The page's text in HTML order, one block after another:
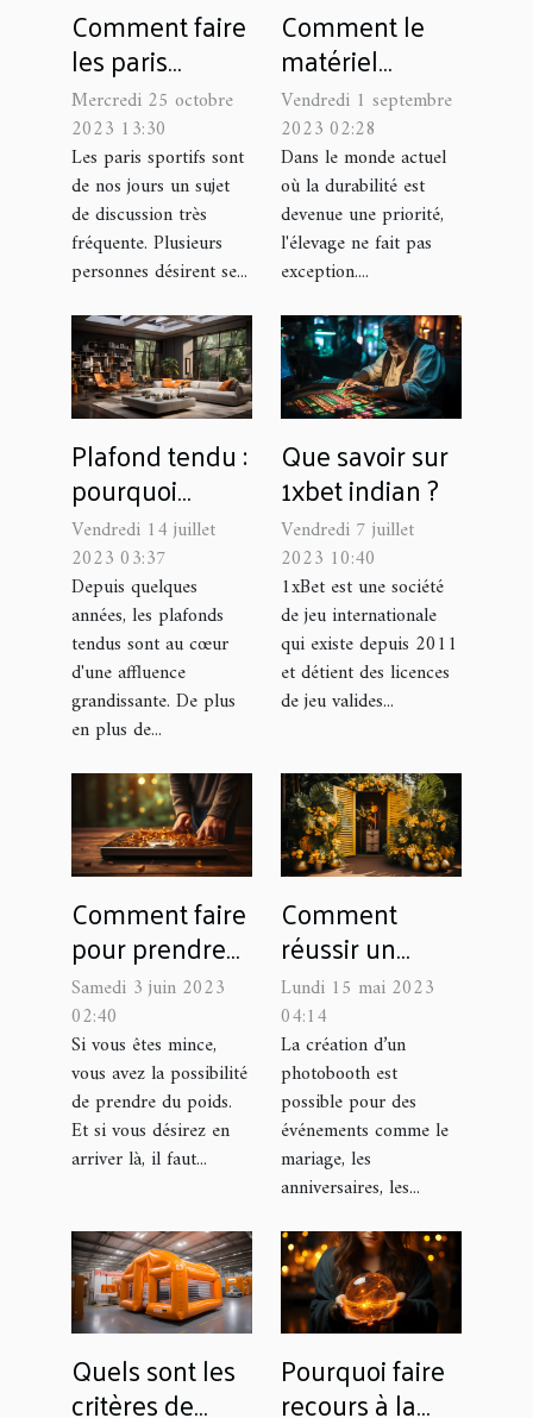
Comment faire
les paris
sportifs ?
Mercredi 25 octobre
2023 13:30
Les paris sportifs sont
de nos jours un sujet
de discussion très
fréquente. Plusieurs
personnes désirent se...
Comment le
matériel
d'élevage aide
à la durabilité
Vendredi 1 septembre
2023 02:28
Dans le monde actuel
où la durabilité est
devenue une priorité,
l'élevage ne fait pas
exception....
Plafond tendu :
pourquoi
confier la pose
à un spécialiste
?
Vendredi 14 juillet
2023 03:37
Depuis quelques
années, les plafonds
tendus sont au cœur
d'une affluence
grandissante. De plus
en plus de...
Que savoir sur
1xbet indian ?
Vendredi 7 juillet
2023 10:40
1xBet est une société
de jeu internationale
qui existe depuis 2011
et détient des licences
de jeu valides...
Comment faire
pour prendre
du poids ?
Samedi 3 juin 2023
02:40
Si vous êtes mince,
vous avez la possibilité
de prendre du poids.
Et si vous désirez en
arriver là, il faut...
Comment
réussir un
photobooth
pour des
événements en
plein air ?
Lundi 15 mai 2023
04:14
La création d’un
photobooth est
possible pour des
événements comme le
mariage, les
anniversaires, les...
Quels sont les
critères de
Pourquoi faire
recours à la